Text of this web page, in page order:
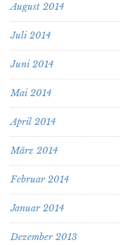
August 2014
Juli 2014
Juni 2014
Mai 2014
April 2014
März 2014
Februar 2014
Januar 2014
Dezember 2013